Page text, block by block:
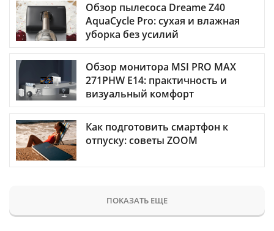
Обзор пылесоса Dreame Z40
AquaCycle Pro: сухая и влажная
уборка без усилий
Обзор монитора MSI PRO MAX
271PHW E14: практичность и
визуальный комфорт
Как подготовить смартфон к
отпуску: советы ZOOM
ПОКАЗАТЬ ЕЩЕ